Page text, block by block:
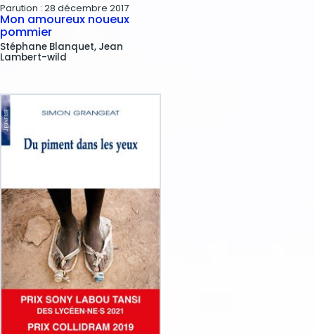
Parution : 28 décembre 2017
Mon amoureux noueux
pommier
Stéphane Blanquet Jean
Lambert-wild